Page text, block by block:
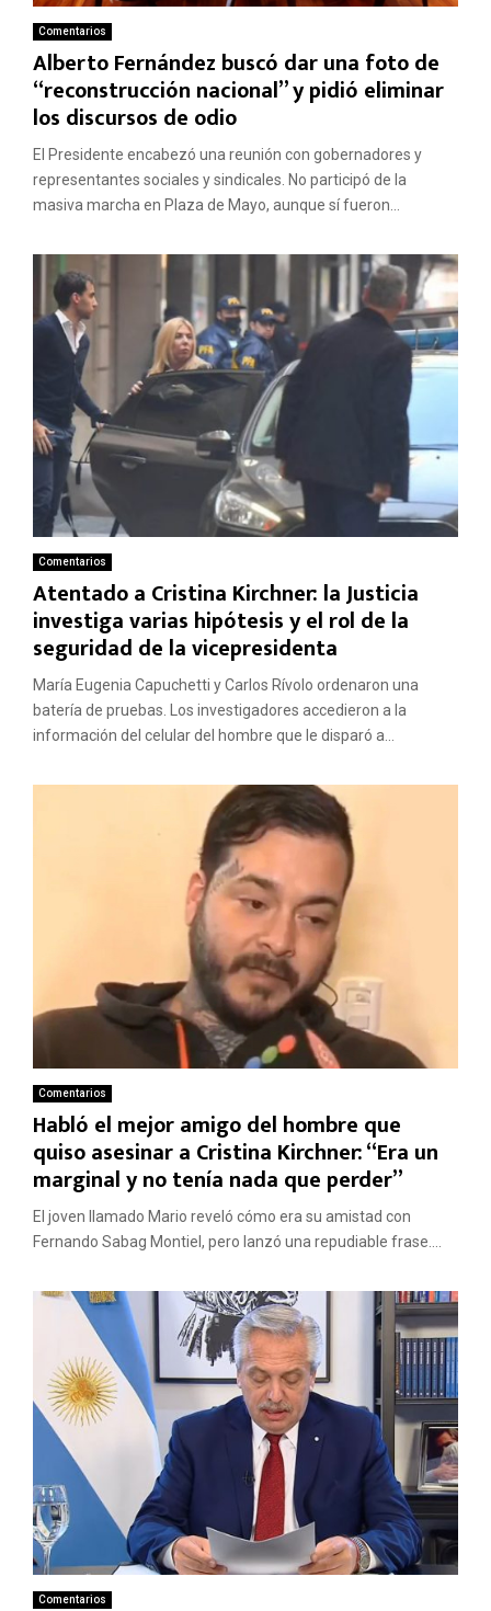
Comentarios
Alberto Fernández buscó dar una foto de
“reconstrucción nacional” y pidió eliminar
los discursos de odio
El Presidente encabezó una reunión con gobernadores y
representantes sociales y sindicales. No participó de la
masiva marcha en Plaza de Mayo, aunque sí fueron...
Comentarios
Atentado a Cristina Kirchner: la Justicia
investiga varias hipótesis y el rol de la
seguridad de la vicepresidenta
María Eugenia Capuchetti y Carlos Rívolo ordenaron una
batería de pruebas. Los investigadores accedieron a la
información del celular del hombre que le disparó a...
Comentarios
Habló el mejor amigo del hombre que
quiso asesinar a Cristina Kirchner: “Era un
marginal y no tenía nada que perder”
El joven llamado Mario reveló cómo era su amistad con
Fernando Sabag Montiel, pero lanzó una repudiable frase....
Comentarios